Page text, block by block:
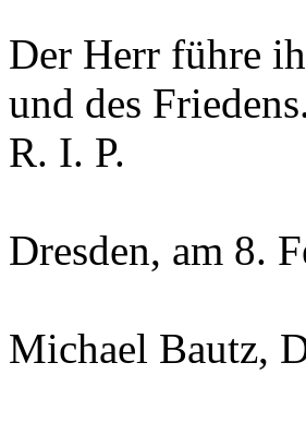
Der Herr führe
und des
R. I. P.
Dresden, am 8.
Michael Bautz,